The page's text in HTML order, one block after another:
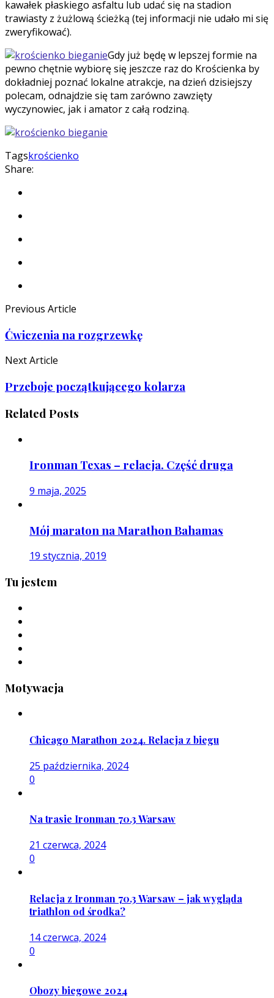
kawałek płaskiego asfaltu lub udać się na stadion
trawiasty z żużlową ścieżką (tej informacji nie udało mi się
zweryfikować).
Gdy już będę w lepszej formie na
pewno chętnie wybiorę się jeszcze raz do Krościenka by
dokładniej poznać lokalne atrakcje, na dzień dzisiejszy
polecam, odnajdzie się tam zarówno zawzięty
wyczynowiec, jak i amator z całą rodziną.
Tagskrościenko
Share:
Previous Article
Ćwiczenia na rozgrzewkę
Next Article
Przeboje początkującego kolarza
Related Posts
Ironman Texas – relacja. Część druga
9 maja, 2025
Mój maraton na Marathon Bahamas
19 stycznia, 2019
Tu jestem
Motywacja
Chicago Marathon 2024. Relacja z biegu
25 października, 2024
0
Na trasie Ironman 70.3 Warsaw
21 czerwca, 2024
0
Relacja z Ironman 70.3 Warsaw – jak wygląda
triathlon od środka?
14 czerwca, 2024
0
Obozy biegowe 2024